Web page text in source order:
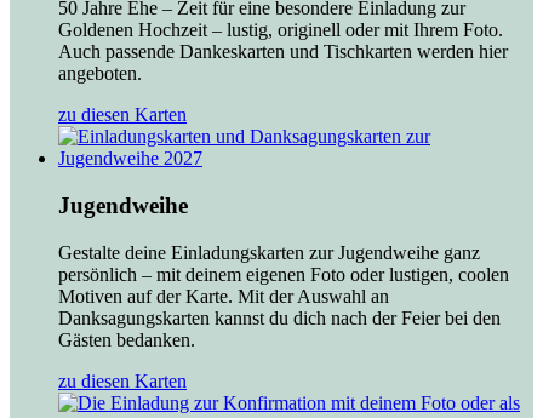
50 Jahre Ehe – Zeit für eine besondere Einladung zur
Goldenen Hochzeit – lustig, originell oder mit Ihrem Foto.
Auch passende Dankeskarten und Tischkarten werden hier
angeboten.
zu diesen Karten
Jugendweihe
Gestalte deine Einladungskarten zur Jugendweihe ganz
persönlich – mit deinem eigenen Foto oder lustigen, coolen
Motiven auf der Karte. Mit der Auswahl an
Danksagungskarten kannst du dich nach der Feier bei den
Gästen bedanken.
zu diesen Karten